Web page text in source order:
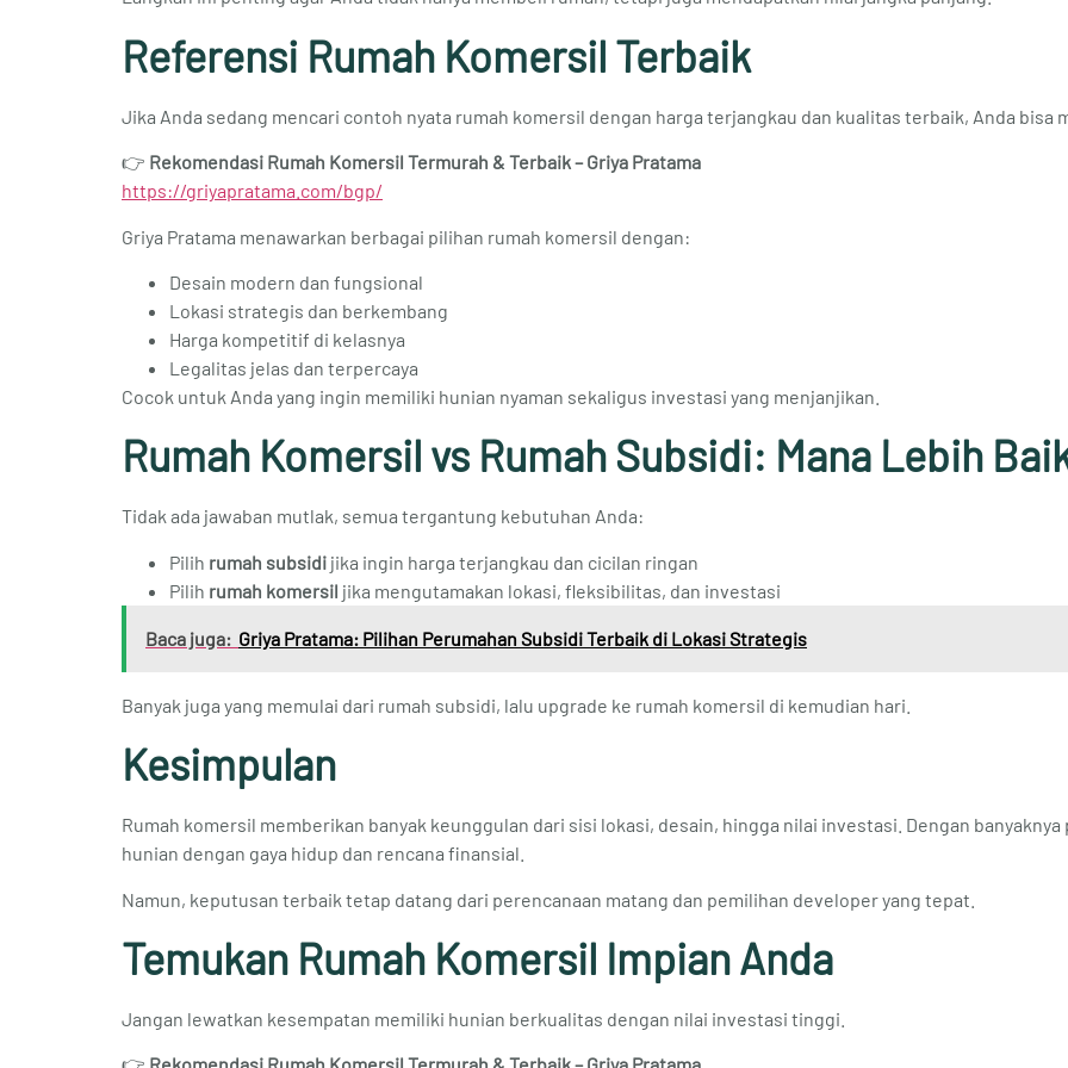
Referensi Rumah Komersil Terbaik
Jika Anda sedang mencari contoh nyata rumah komersil dengan harga terjangkau dan kualitas terbaik, Anda bisa
👉 Rekomendasi Rumah Komersil Termurah & Terbaik – Griya Pratama
https://griyapratama.com/bgp/
Griya Pratama menawarkan berbagai pilihan rumah komersil dengan:
Desain modern dan fungsional
Lokasi strategis dan berkembang
Harga kompetitif di kelasnya
Legalitas jelas dan terpercaya
Cocok untuk Anda yang ingin memiliki hunian nyaman sekaligus investasi yang menjanjikan.
Rumah Komersil vs Rumah Subsidi: Mana Lebih
Tidak ada jawaban mutlak, semua tergantung kebutuhan Anda:
Pilih rumah subsidi jika ingin harga terjangkau dan cicilan ringan
Pilih rumah komersil jika mengutamakan lokasi, fleksibilitas, dan investasi
Baca juga: Griya Pratama: Pilihan Perumahan Subsidi Terbaik di Lokasi Strategis
Banyak juga yang memulai dari rumah subsidi, lalu upgrade ke rumah komersil di kemudian hari.
Kesimpulan
Rumah komersil memberikan banyak keunggulan dari sisi lokasi, desain, hingga nilai investasi. Dengan
hunian dengan gaya hidup dan rencana finansial.
Namun, keputusan terbaik tetap datang dari perencanaan matang dan pemilihan developer yang tepat.
Temukan Rumah Komersil Impian Anda
Jangan lewatkan kesempatan memiliki hunian berkualitas dengan nilai investasi tinggi.